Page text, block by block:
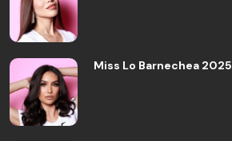
Miss Lo Barnechea 2025